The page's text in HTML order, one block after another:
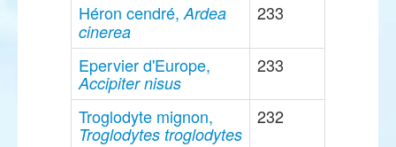
Héron cendré,Ardea
cinerea
233
Epervier d'Europe,
Accipiter nisus
233
Troglodyte mignon,
Troglodytes troglodytes
232